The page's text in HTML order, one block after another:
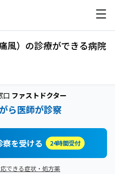
風）の診療ができる病院
口 ファストドクター
ら医師が診察
を受ける 24時間受付
できる症状・処方薬